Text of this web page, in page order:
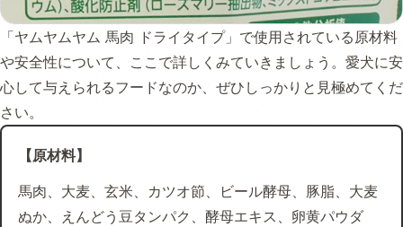
「ヤムヤムヤム 馬肉 ドライタイプ」で使用されている原材料
や安全性について、ここで詳しくみていきましょう。愛犬に安
心して与えられるフードなのか、ぜひしっかりと見極めてくだ
さい。
【原材料】
馬肉、大麦、玄米、カツオ節、ビール酵母、豚脂、大麦
ぬか、えんどう豆タンパク、酵母エキス、卵黄パウダ